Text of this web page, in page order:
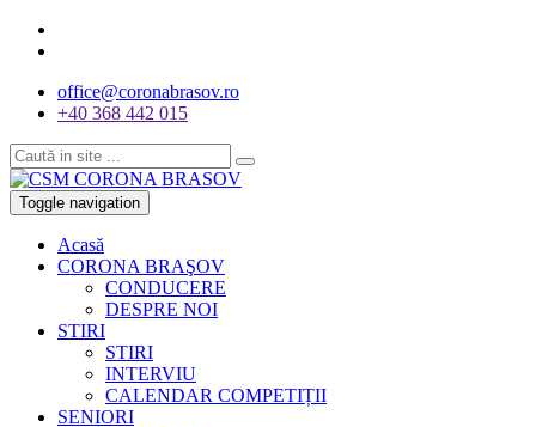
office@coronabrasov.ro
+40 368 442 015
Toggle navigation
Acasă
CORONA BRAŞOV
CONDUCERE
DESPRE NOI
STIRI
STIRI
INTERVIU
CALENDAR COMPETIȚII
SENIORI